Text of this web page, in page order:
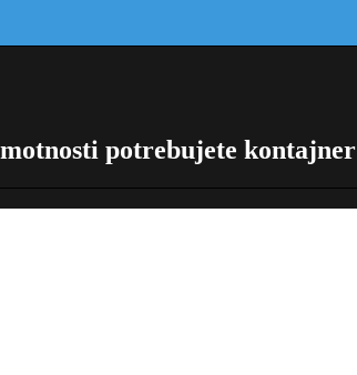
potrebujete kontajner